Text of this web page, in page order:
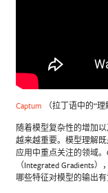
Captum （拉丁语中的“
随着模型复杂性的增加
越来越重要。模型理解
应用中重点关注的领域
（Integrated Gradients
哪些特征对模型的输出有